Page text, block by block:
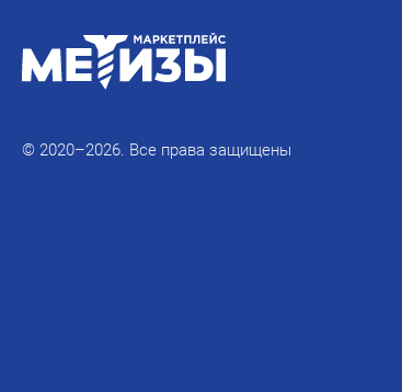
© 2020–2026. Все права защищены